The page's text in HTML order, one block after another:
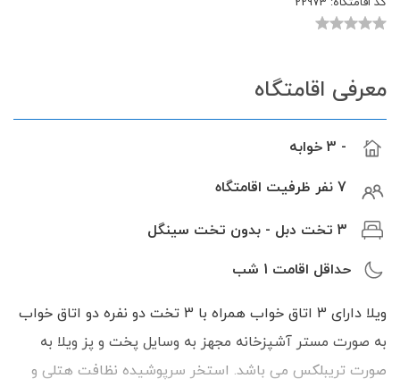
معرفی اقامتگاه
- 3 خوابه
7 نفر ظرفیت اقامتگاه
3 تخت دبل - بدون تخت سینگل
حداقل اقامت 1 شب
ویلا دارای 3 اتاق خواب همراه با 3 تخت دو نفره دو اتاق خواب
به صورت مستر آشپزخانه مجهز به وسایل پخت و پز ویلا به
صورت تریبلکس می باشد. استخر سرپوشیده نظافت هتلی و